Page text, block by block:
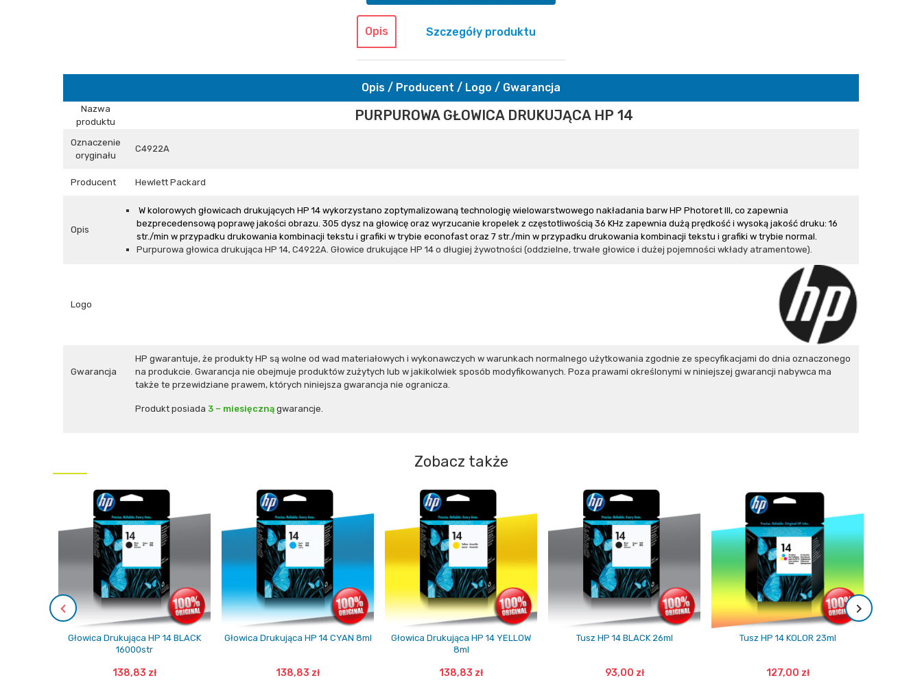
Opis Szczegóły produktu
Opis / Producent / Logo / Gwarancja
Nazwa
produktu
PURPUROWA GŁOWICA DRUKUJĄCA HP 14
Oznaczenie
oryginału
C4922A
Producent Hewlett Packard
Opis
W kolorowych głowicach drukujących HP 14 wykorzystano zoptymalizowaną technologię wielowarstwowego nakładania barw HP Photoret III, co zapewnia
bezprecedensową poprawę jakości obrazu. 305 dysz na głowicę oraz wyrzucanie kropelek z częstotliwością 36 KHz zapewnia dużą prędkość i wysoką jakość druku: 16
str./min w przypadku drukowania kombinacji tekstu i grafiki w trybie econofast oraz 7 str./min w przypadku drukowania kombinacji tekstu i grafiki w trybie normal.
Purpurowa głowica drukująca HP 14, C4922A. Głowice drukujące HP 14 o długiej żywotności (oddzielne, trwałe głowice i dużej pojemności wkłady atramentowe).
Logo
Gwarancja
HP gwarantuje, że produkty HP są wolne od wad materiałowych i wykonawczych w warunkach normalnego użytkowania zgodnie ze specyfikacjami do dnia oznaczonego
na produkcie. Gwarancja nie obejmuje produktów zużytych lub w jakikolwiek sposób modyfikowanych. Poza prawami określonymi w niniejszej gwarancji nabywca ma
także te przewidziane prawem, których niniejsza gwarancja nie ogranicza.
Produkt posiada 3 – miesięczną gwarancje.
Zobacz także
Głowica Drukująca HP 14 BLACK
16000str
138,83 zł
Głowica Drukująca HP 14 CYAN 8ml
138,83 zł
Głowica Drukująca HP 14 YELLOW
8ml
138,83 zł
Tusz HP 14 BLACK 26ml
93,00 zł
Tusz HP 14 KOLOR 23ml
127,00 zł